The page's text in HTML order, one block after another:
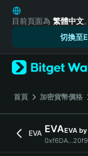
English
日本語
Русский
Español
Türkçe
Italiano
简体中文
繁體中文
目前頁面為 繁體中文
切換至
首頁 加密貨幣價格
EVA EVAEVA
0xf6DA...20f9